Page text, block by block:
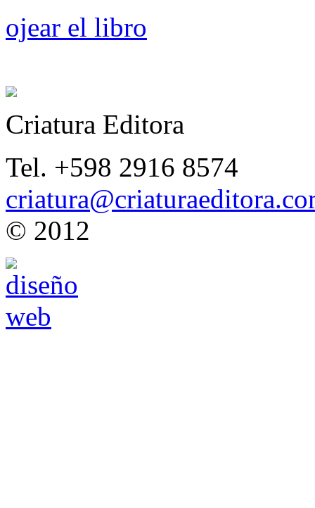
ojear el libro
Criatura Editora
Tel. +598 2916 8574
© 2012